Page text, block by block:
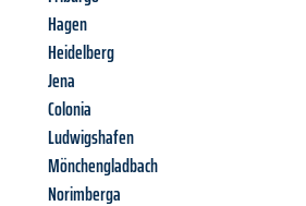
Hagen
Heidelberg
Jena
Colonia
Ludwigshafen
Mönchengladbach
Norimberga